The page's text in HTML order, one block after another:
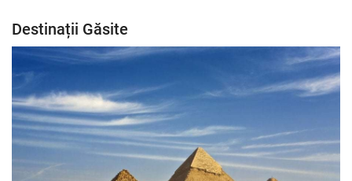
Destinații Găsite